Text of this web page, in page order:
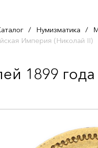
/ Нумизматика /
Империя (Николай II)
1899